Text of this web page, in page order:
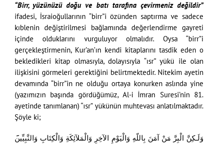
“Birr, yüzünüzü doğu ve batı tarafına çevirmeniz değildir”
ifadesi, İsraioğullarının “birr”i özünden saptırma ve sadece
kıblenin değiştirilmesi bağlamında değerlendirme gayreti
içinde olduklarını vurguluyor olmalıdır. Oysa “birr”i
gerçekleştirmenin, Kur’an’ın kendi kitaplarını tasdik eden o
bekledikleri kitap olmasıyla, dolayısıyla “ısr” yükü ile olan
ilişkisini görmeleri gerektiğini belirtmektedir. Nitekim ayetin
devamında “birr”in ne olduğu ortaya konurken aslında yine
(yazımızın başında gördüğümüz, Al-i İmran Suresi’nin 81.
ayetinde tanımlanan) “ısr” yükünün muhtevası anlatılmaktadır.
Şöyle ki;
وَلَـكِنَّ الْبِرَّ مَنْ آمَنَ بِاللّهِ وَالْيَوْمِ الآخِرِ وَالْمَلآئِكَةِ وَالْكِتَابِ وَالنَّبِيِّين